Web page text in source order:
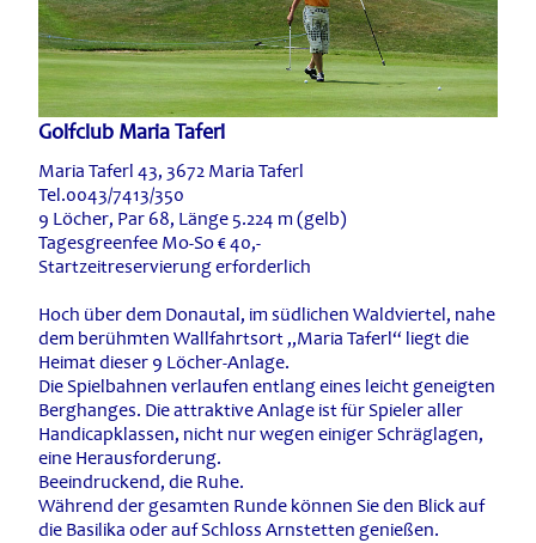
Golfclub Maria Taferl
Maria Taferl 43, 3672 Maria Taferl
Tel.0043/7413/350
9 Löcher, Par 68, Länge 5.224 m (gelb)
Tagesgreenfee Mo-So € 40,-
Startzeitreservierung erforderlich
Hoch über dem Donautal, im südlichen Waldviertel, nahe
dem berühmten Wallfahrtsort „Maria Taferl“ liegt die
Heimat dieser 9 Löcher-Anlage.
Die Spielbahnen verlaufen entlang eines leicht geneigten
Berghanges. Die attraktive Anlage ist für Spieler aller
Handicapklassen, nicht nur wegen einiger Schräglagen,
eine Herausforderung.
Beeindruckend, die Ruhe.
Während der gesamten Runde können Sie den Blick auf
die Basilika oder auf Schloss Arnstetten genießen.